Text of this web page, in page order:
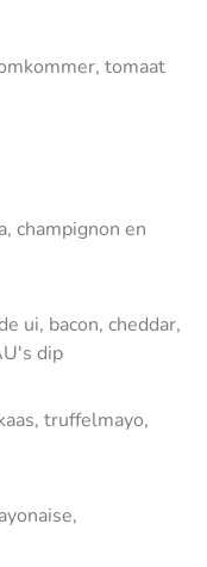
tomaat
champignon en
ui, bacon, cheddar,
dip
truffelmayo,